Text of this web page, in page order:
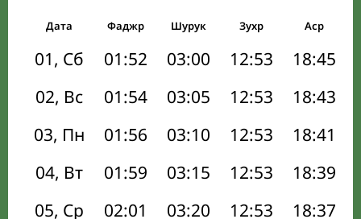
Дата Фаджр Шурук Зухр Аср
01, Сб 01:52 03:00 12:53 18:45
02, Вс
01:54 03:05 12:53 18:43
03, Пн
01:56 03:10 12:53 18:41
04, Вт
01:59 03:15 12:53 18:39
05, Ср
02:01 03:20 12:53 18:37